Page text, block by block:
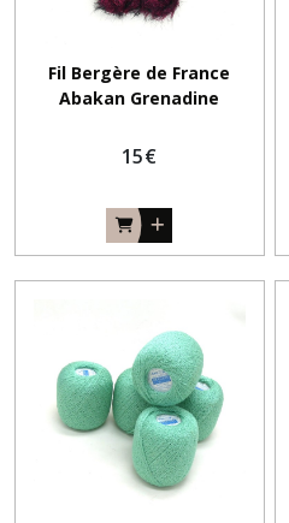
Fil Bergère de France
Abakan Grenadine
15€